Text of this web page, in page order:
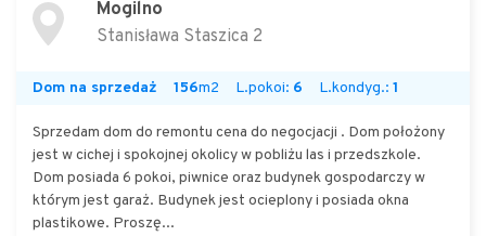
Mogilno
Stanisława Staszica 2
Dom na sprzedaż 156m2 L.pokoi: 6 L.kondyg.: 1
Sprzedam dom do remontu cena do negocjacji . Dom położony
jest w cichej i spokojnej okolicy w pobliżu las i przedszkole.
Dom posiada 6 pokoi, piwnice oraz budynek gospodarczy w
którym jest garaż. Budynek jest ocieplony i posiada okna
plastikowe. Proszę...